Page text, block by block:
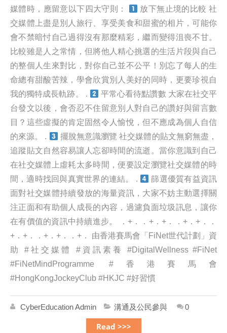
媒體時，應留意以下四大守則：
放下無止境的比較 社
交媒體上盡是別人旅行、享受美食和甜蜜的相片，可能你
會不禁暗忖自己過得沒有那麼精彩，繼而變得沮喪不甘。
比較雖是人之常情，但將他人精心挑選的生活片段與自己
的整個人生來對比，對你自己並不公平！別忘了每人的生
命總有甜酸苦辣，學會欣賞別人美好的同時，更要珍視自
我的獨特成長軌跡。 .
平常心看待點讚數 大家在社交平
台發文以後，會否忍不住留意別人對自己的讚好與留言數
目？這些虛擬的肯定固然令人愉悅，但不應成為個人自信
的來源。 .
擺脫無意識瀏覽 社交媒體的貼文無窮無盡，
追蹤貼文自然容易讓人忘卻時間的流逝。當你意識到自己
在社交媒體上虛耗太多時間，便要設定瀏覽社交媒體的時
間，適時找回與真實世界的連結。 .
篩選優質有益資訊
面對社交媒體持續發放的海量資訊，大家不妨主動選擇關
注正面和有助個人成長的內容，過濾負面垃圾訊息，讓你
在有價值的資訊中持續進步。 ．+．．+．+．．+．+．．
+．+．．+．+．．+． 由香港賽馬會「FiNet世代計劃」資
助 #社交媒體 #資訊素養 #DigitalWellness #FiNet
#FiNetMindProgramme #香港賽馬會
#HongKongJockeyClub #HKJC #好習慣
CyberEducation Admin 溝通及公民參與 0
Read >>>